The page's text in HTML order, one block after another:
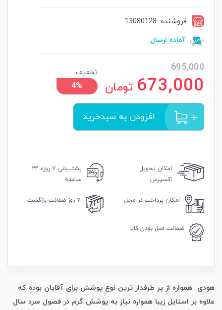
فروشنده: 13080128
آماده ارسال
695,000
673,000 تومان
تخفیف
4%
افزودن به سبدخرید
امکان تحویل
اکسپرس
پشتیبانی
۷ روزه ۲۴
ساعته
امکان پرداخت در محل ۷ روز ضمانت بازگشت
ضمانت اصل بودن کالا
هودی همواره از پر طرفدار ترین نوع پوشش برای آقایان بوده که
علاوه بر استایل زیبا همواره نیاز به پوشش گرم در فصول سرد سال